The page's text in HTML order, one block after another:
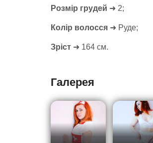
Розмір грудей ➜ 2;
Колір волосся ➜ Руде;
Зріст ➜ 164 см.
Галерея